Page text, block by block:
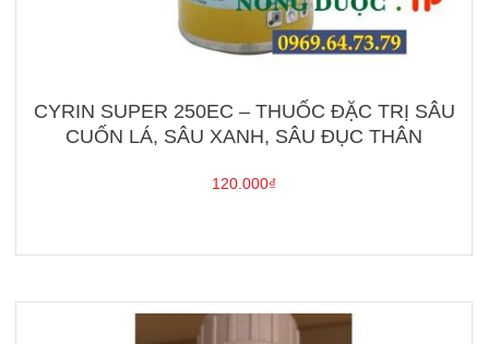
CYRIN SUPER 250EC – THUỐC ĐẶC TRỊ SÂU
CUỐN LÁ, SÂU XANH, SÂU ĐỤC THÂN
120.000₫